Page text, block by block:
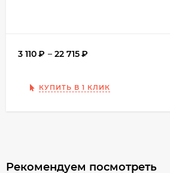
3 110₽ – 22 715₽
КУПИТЬ В 1 КЛИК
Рекомендуем посмотреть